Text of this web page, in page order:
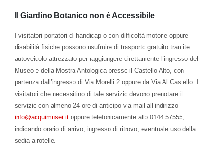
Giardino Botanico non è Accessibile
I visitatori portatori di handicap o con difficoltà motorie oppure
disabilità fisiche possono usufruire di trasporto gratuito tramite
autoveicolo attrezzato per raggiungere direttamente l’ingresso del
Museo e della Mostra Antologica presso il Castello Alto, con
partenza dall’ingresso di Via Morelli 2 oppure da Via Al Castello. I
visitatori che necessitino di tale servizio devono prenotare il
servizio con almeno 24 ore di anticipo via mail all’indirizzo
info@acquimusei.it oppure telefonicamente allo 0144 57555,
indicando orario di arrivo, ingresso di ritrovo, eventuale uso della
sedia a rotell e.